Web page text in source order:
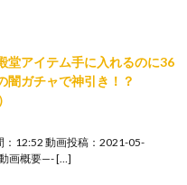
堂アイテム手に入れるのに36
闇ガチャで神引き！？
：12:52 動画投稿：2021-05-
画概要—- […]